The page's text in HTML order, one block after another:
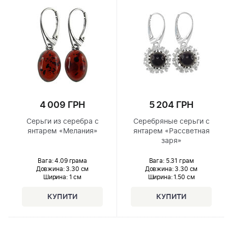
4 009 ГРН
Серьги из серебра с
янтарем «Мелания»
Вага: 4.09 грама
Довжина:3.30 см
Ширина: 1 см
5 204 ГРН
Серебряные серьги с
янтарем «Рассветная
заря»
Вага: 5.31 грам
Довжина:3.30 см
Ширина: 1.50 см